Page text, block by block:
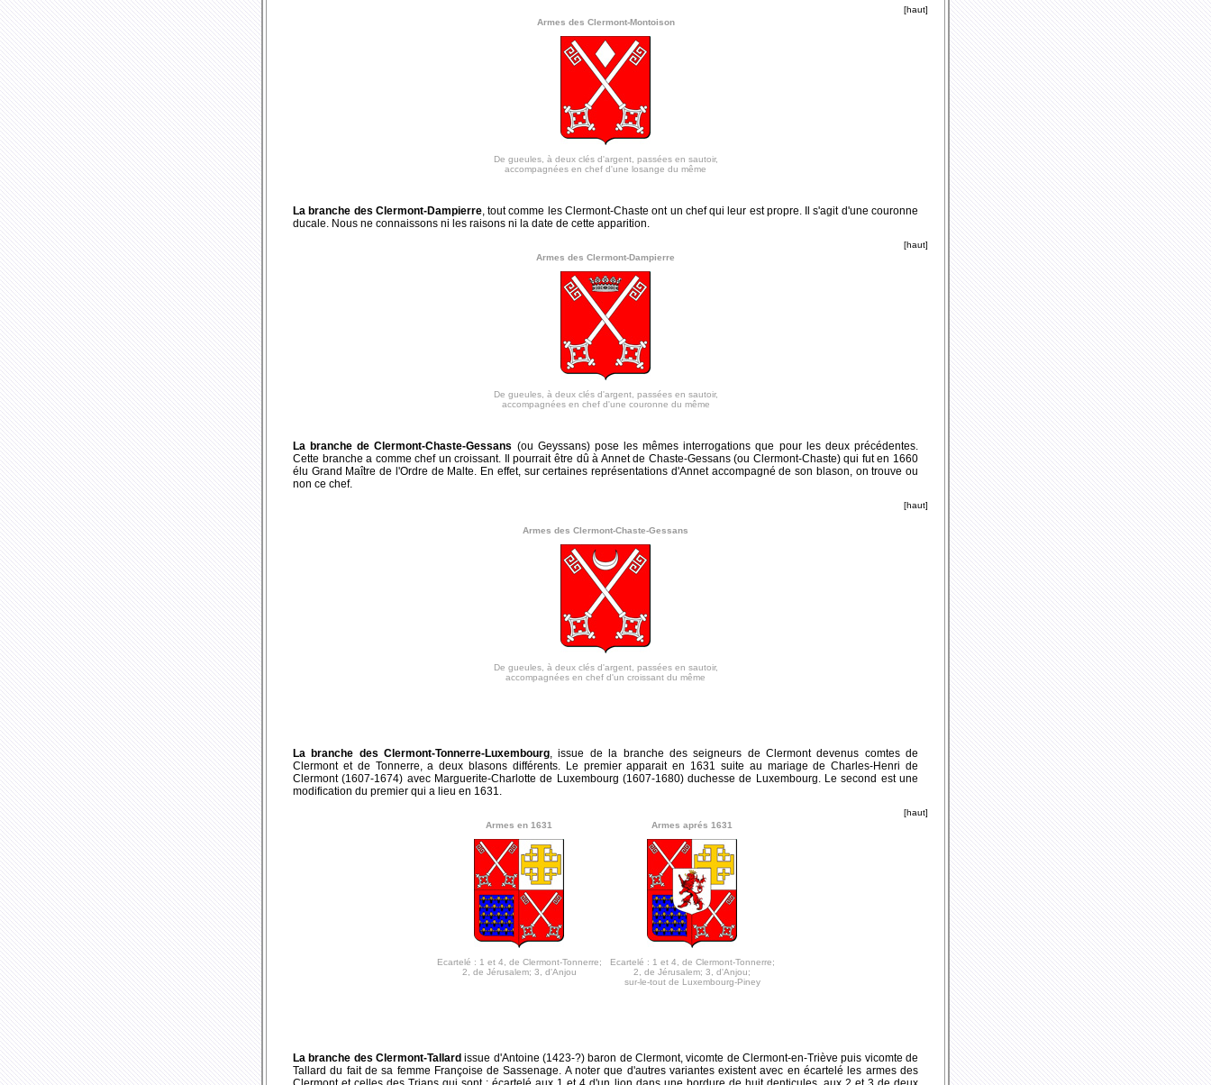
[haut]
Armes des Clermont-Montoison
De gueules, à deux clés d'argent, passées en sautoir,
accompagnées en chef d'une losange du même
La branche des Clermont-Dampierre, tout comme les Clermont-Chaste ont un chef qui leur est propre. Il s'agit d'une couronne
ducale. Nous ne connaissons ni les raisons ni la date de cette apparition.
[haut]
Armes des Clermont-Dampierre
De gueules, à deux clés d'argent, passées en sautoir,
accompagnées en chef d'une couronne du même
La branche de Clermont-Chaste-Gessans (ou Geyssans) pose les mêmes interrogations que pour les deux précédentes.
Cette branche a comme chef un croissant. Il pourrait être dû à Annet de Chaste-Gessans (ou Clermont-Chaste) qui fut en 1660
élu Grand Maître de l'Ordre de Malte. En effet, sur certaines représentations d'Annet accompagné de son blason, on trouve ou
non ce chef.
[haut]
Armes des Clermont-Chaste-Gessans
De gueules, à deux clés d'argent, passées en sautoir,
accompagnées en chef d'un croissant du même
La branche des Clermont-Tonnerre-Luxembourg, issue de la branche des seigneurs de Clermont devenus comtes de
Clermont et de Tonnerre, a deux blasons différents. Le premier apparait en 1631 suite au mariage de Charles-Henri de
Clermont (1607-1674) avec Marguerite-Charlotte de Luxembourg (1607-1680) duchesse de Luxembourg. Le second est une
modification du premier qui a lieu en 1631.
[haut]
Armes en 1631
Ecartelé : 1 et 4, de Clermont-Tonnerre;
2, de Jérusalem; 3, d'Anjou
Armes aprés 1631
Ecartelé : 1 et 4, de Clermont-Tonnerre;
2, de Jérusalem; 3, d'Anjou;
sur-le-tout de Luxembourg-Piney
La branche des Clermont-Tallard issue d'Antoine (1423-?) baron de Clermont, vicomte de Clermont-en-Triève puis vicomte de
Tallard du fait de sa femme Françoise de Sassenage. A noter que d'autres variantes existent avec en écartelé les armes des